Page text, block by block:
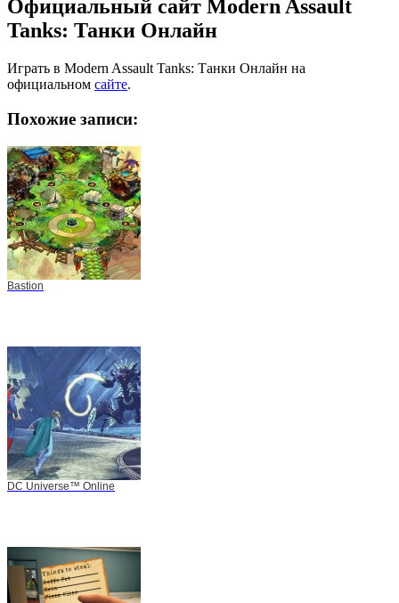
Официальный сайт Modern Assault
Tanks: Танки Онлайн
Играть в Modern Assault Tanks: Танки Онлайн на
официальном сайте.
Похожие записи:
Bastion
DC Universe™ Online